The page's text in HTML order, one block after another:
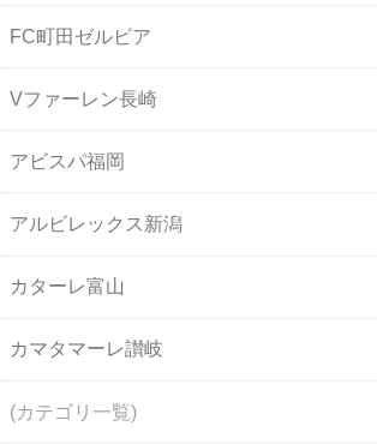
FC町田ゼルビア
Vファーレン長崎
アビスパ福岡
アルビレックス新潟
カターレ富山
カマタマーレ讃岐
(カテゴリ一覧)